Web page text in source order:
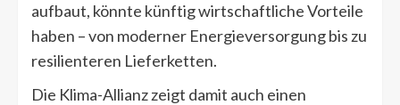
aufbaut, könnte künftig wirtschaftliche Vorteile
haben – von moderner Energieversorgung bis zu
resilienteren Lieferketten.
Die Klima-Allianz zeigt damit auch einen